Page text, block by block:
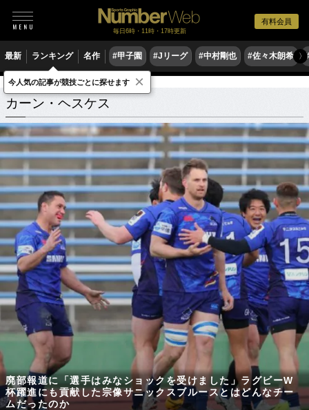
有料会員
毎日6時・11時・17時更新
最新 ランキング 名作 #甲子園 #Jリーグ #中村剛也 #佐々木朗希 〉
カーン・ヘスケス 関連記事
カーン・ヘスケス
廃部報道に「選手はみなショックを受けました」ラグビーW
杯躍進にも貢献した宗像サニックスブルースとはどんなチー
ムだったのか
今人気の記事が競技ごとに探せます ×